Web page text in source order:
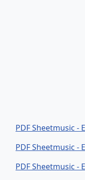
PDF Sheetmusic -
PDF Sheetmusic -
PDF Sheetmusic -